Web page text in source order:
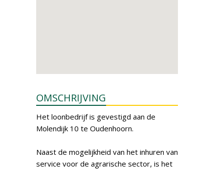
OMSCHRIJVING
Het loonbedrijf is gevestigd aan de
Molendijk 10 te Oudenhoorn.
Naast de mogelijkheid van het inhuren van
service voor de agrarische sector, is het